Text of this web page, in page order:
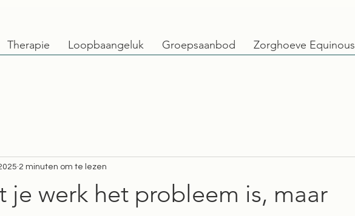
Therapie Loopbaangeluk Groepsaanbod Zorghoeve Equinous
je werk het probleem is, maar
2 minuten om te lezen